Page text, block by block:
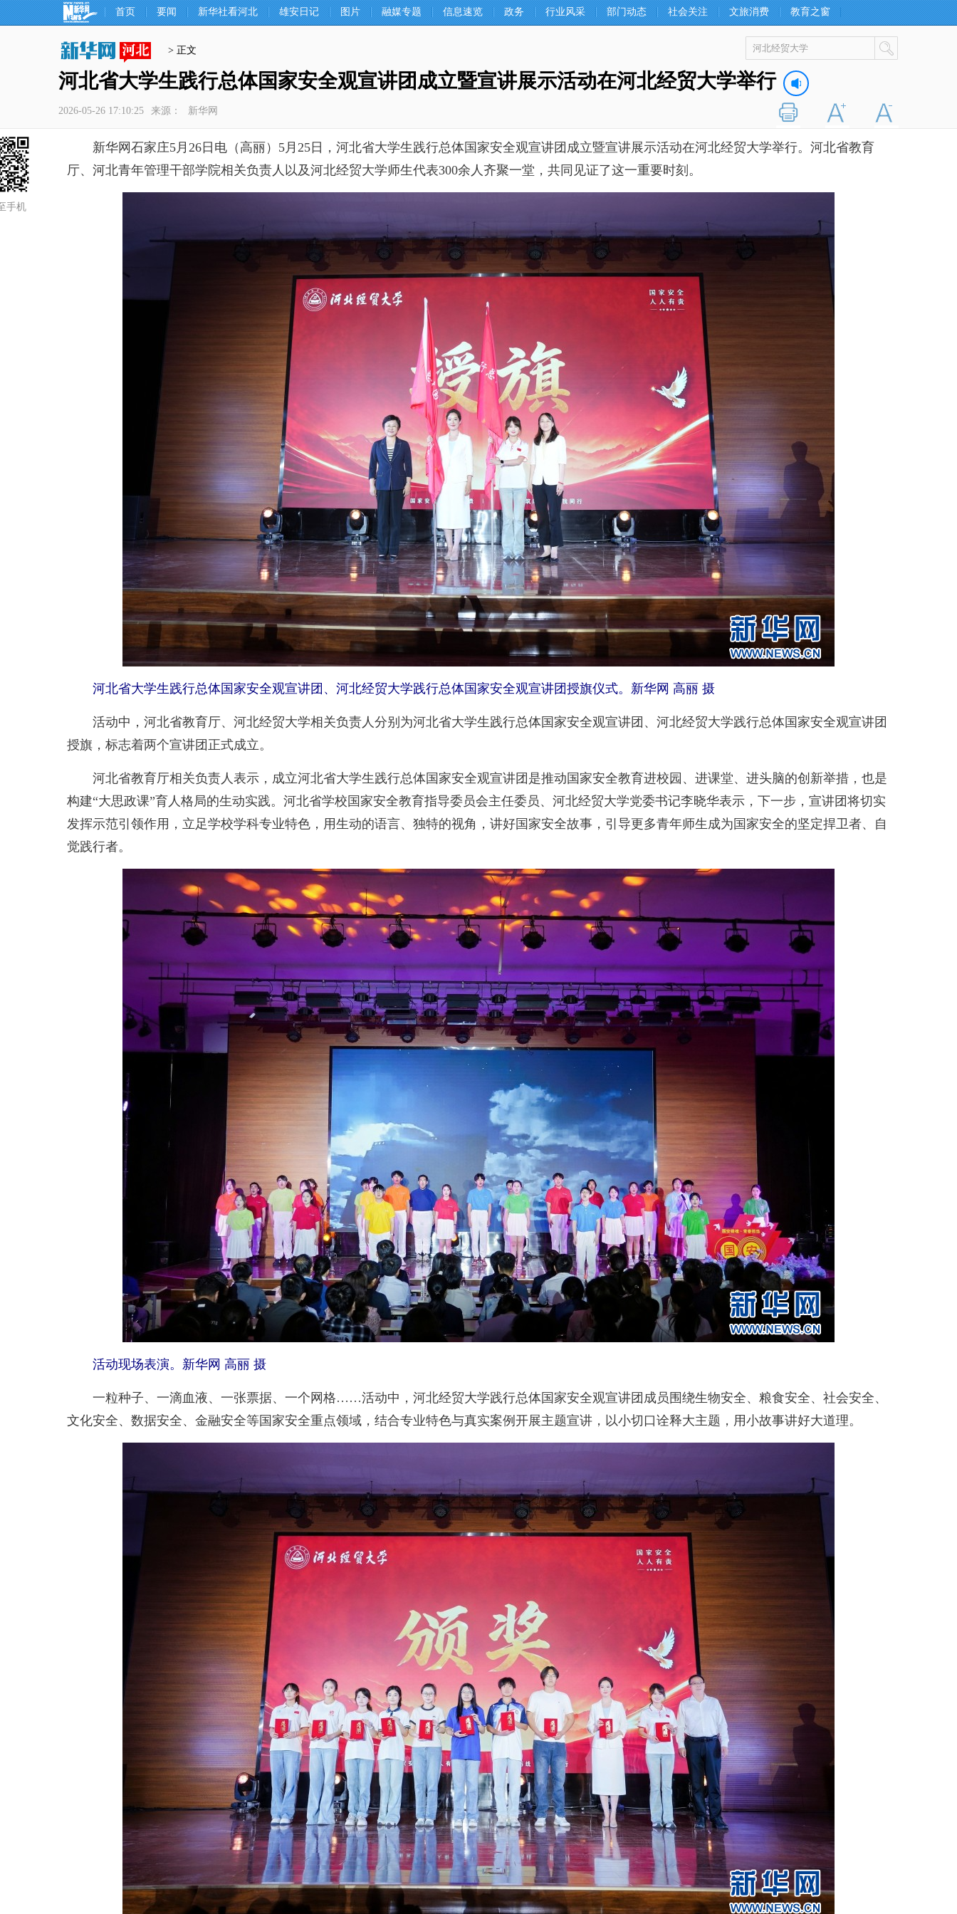
首页 要闻 新华社看河北 雄安日记 图片 融媒专题 信息速览 政务 行业风采 部门动态 社会关注 文旅消费 教育之窗
> 正文
河北省大学生践行总体国家安全观宣讲团成立暨宣讲展示活动在河北经贸大学举行
2026-05-26 17:10:25 来源： 新华网
手机
新华网石家庄5月26日电（高丽）5月25日，河北省大学生践行总体国家安全观宣讲团成立暨宣讲展示活动在河北经贸大学举行。河北省教育
厅、河北青年管理干部学院相关负责人以及河北经贸大学师生代表300余人齐聚一堂，共同见证了这一重要时刻。
河北省大学生践行总体国家安全观宣讲团、河北经贸大学践行总体国家安全观宣讲团授旗仪式。新华网 高丽 摄
活动中，河北省教育厅、河北经贸大学相关负责人分别为河北省大学生践行总体国家安全观宣讲团、河北经贸大学践行总体国家安全观宣讲团
授旗，标志着两个宣讲团正式成立。
河北省教育厅相关负责人表示，成立河北省大学生践行总体国家安全观宣讲团是推动国家安全教育进校园、进课堂、进头脑的创新举措，也是
构建“大思政课”育人格局的生动实践。河北省学校国家安全教育指导委员会主任委员、河北经贸大学党委书记李晓华表示，下一步，宣讲团将切实
发挥示范引领作用，立足学校学科专业特色，用生动的语言、独特的视角，讲好国家安全故事，引导更多青年师生成为国家安全的坚定捍卫者、自
觉践行者。
活动现场表演。新华网 高丽 摄
一粒种子、一滴血液、一张票据、一个网格……活动中，河北经贸大学践行总体国家安全观宣讲团成员围绕生物安全、粮食安全、社会安全、
文化安全、数据安全、金融安全等国家安全重点领域，结合专业特色与真实案例开展主题宣讲，以小切口诠释大主题，用小故事讲好大道理。